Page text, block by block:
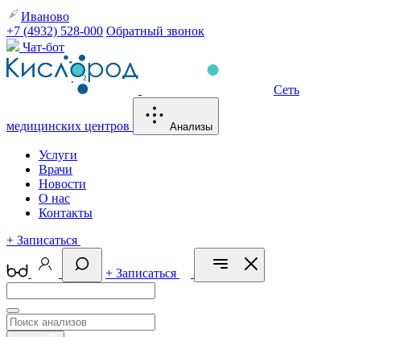
Иваново
+7 (4932) 528-000 Обратный звонок
Чат-бот
Сеть
медицинских центров Анализы
Услуги
Врачи
Новости
О нас
Контакты
+ Записаться
+ Записаться